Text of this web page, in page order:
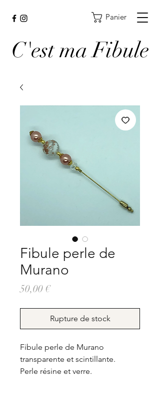
C'est ma Fibule
Panier
Fibule perle de
Murano
50,00 €Prix
Rupture de stock
Fibule perle de Murano
transparente et scintillante.
Perle résine et verre.